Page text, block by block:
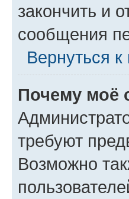
закончить и
сообщения
Вернуться к
Почему моё
требуют
Возможно